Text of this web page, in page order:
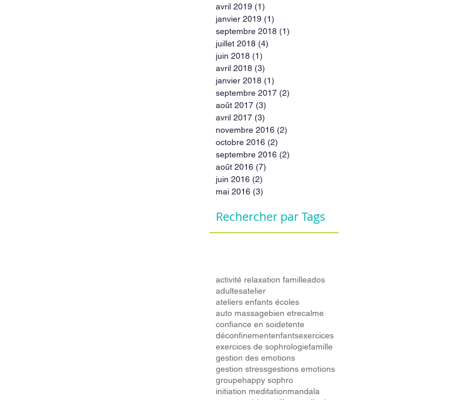
avril 2019 (1)
janvier 2019 (1)
septembre 2018 (1)
juillet 2018 (4)
juin 2018 (1)
avril 2018 (3)
janvier 2018 (1)
septembre 2017 (2)
août 2017 (3)
avril 2017 (3)
novembre 2016 (2)
octobre 2016 (2)
septembre 2016 (2)
août 2016 (7)
juin 2016 (2)
mai 2016 (3)
Rechercher par Tags
activité relaxation familleados
adultesatelier
ateliers enfants écoles
auto massagebien etrecalme
confiance en soidetente
déconfinementenfantsexercices
exercices de sophrologiefamille
gestion des emotions
gestion stressgestions emotions
groupehappy sophro
initiation meditationmandala